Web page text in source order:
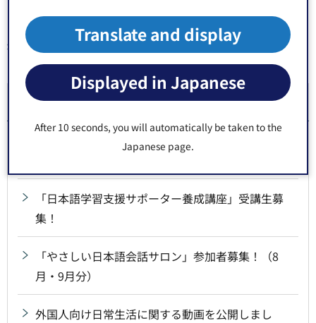
Translate and display
Displayed in Japanese
After 10 seconds, you will automatically be taken to the
Japanese page.
同じ分類から探す
生活に関すること
外国語でのお問い合わせ（多言語対応三者間通話
「日本語学習支援サポーター養成講座」受講生募
集！
「やさしい日本語会話サロン」参加者募集！（8
月・9月分）
外国人向け日常生活に関する動画を公開しまし